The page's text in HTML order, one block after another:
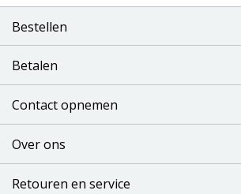
Bestellen
Betalen
Contact opnemen
Over ons
Retouren en service